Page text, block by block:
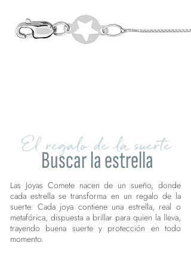
El regalo de la suerte
Buscar la estrella
Las Joyas Comete nacen de un sueño, donde
cada estrella se transforma en un regalo de la
suerte. Cada joya contiene una estrella, real o
metafórica, dispuesta a brillar para quien la lleva,
trayendo buena suerte y protección en todo
momento.